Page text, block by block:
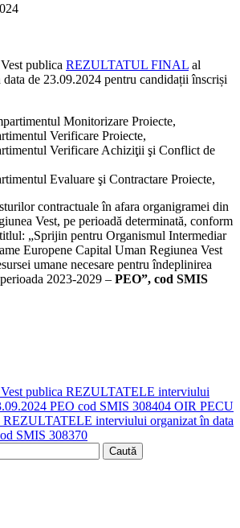
publica REZULTATUL FINAL al
de 23.09.2024 pentru candidații înscriși
Monitorizare Proiecte,
Verificare Proiecte,
Verificare Achiziţii şi Conflict de
Evaluare şi Contractare Proiecte,
contractuale în afara organigramei din
Vest, pe perioadă determinată, conform
„Sprijin pentru Organismul Intermediar
Europene Capital Uman Regiunea Vest
umane necesare pentru îndeplinirea
2023-2029 – PEO”, cod SMIS
publica REZULTATELE interviului
PEO cod SMIS 308404 OIR PECU
REZULTATELE interviului organizat în data
SMIS 308370